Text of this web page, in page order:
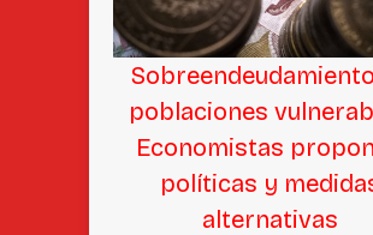
poblaciones
Economistas
políticas y
alternativas